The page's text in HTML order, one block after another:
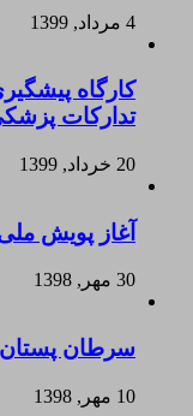
4 مرداد, 1399
کارگاه
تدارکات
20 خرداد, 1399
آغاز پویش ملی
30 مهر, 1398
سرطان
10 مهر, 1398